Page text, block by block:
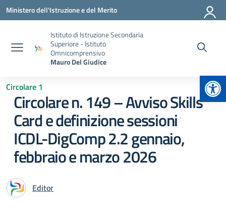
Vai ai contenuti
Vai al menu di navigazione
Vai al footer
Ministero dell'Istruzione e del Merito
Istituto di Istruzione Secondaria
Superiore - Istituto
Omnicomprensivo
Mauro Del Giudice
Circolare 1
Circolare n. 149 – Avviso Skills
Card e definizione sessioni
ICDL-DigComp 2.2 gennaio,
febbraio e marzo 2026
Editor